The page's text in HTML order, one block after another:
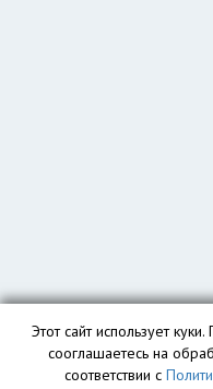
Этот сайт использует
сооглашаетесь на
соответствии с